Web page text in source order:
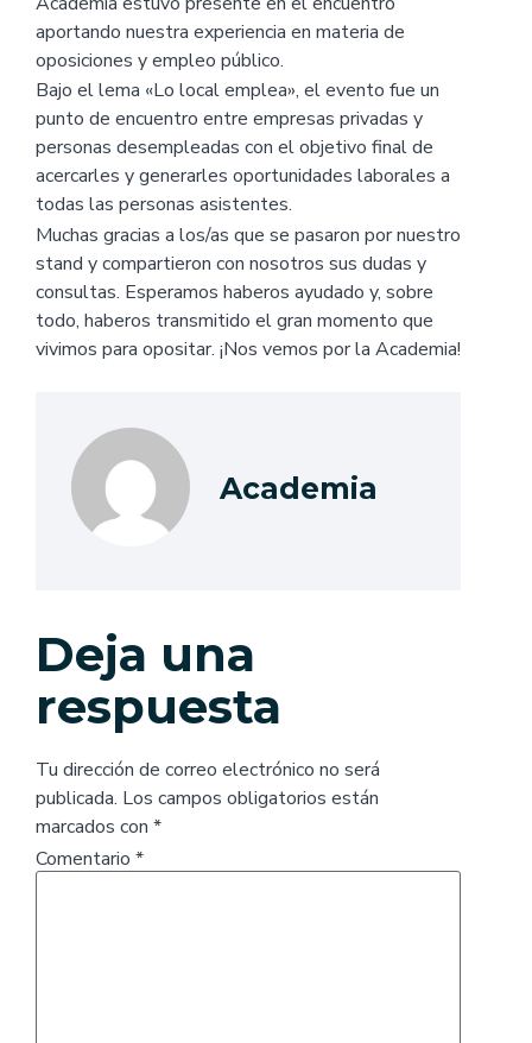
aportando nuestra experiencia en materia de
oposiciones y empleo público.
Bajo el lema «Lo local emplea», el evento fue un
punto de encuentro entre empresas privadas y
personas desempleadas con el objetivo final de
acercarles y generarles oportunidades laborales a
todas las personas asistentes.
Muchas gracias a los/as que se pasaron por nuestro
stand y compartieron con nosotros sus dudas y
consultas. Esperamos haberos ayudado y, sobre
todo, haberos transmitido el gran momento que
vivimos para opositar. ¡Nos vemos por la Academia!
Academia
Deja una
respuesta
Tu dirección de correo electrónico no será
publicada. Los campos obligatorios están
marcados con *
Comentario *